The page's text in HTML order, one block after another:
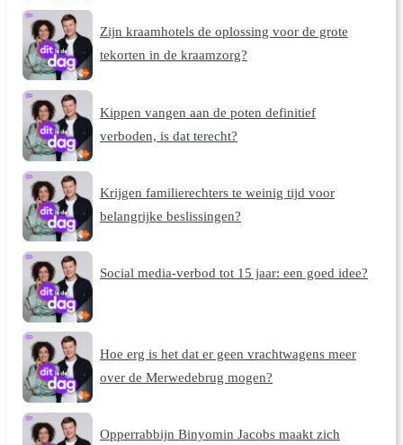
Zijn kraamhotels de oplossing voor de grote
tekorten in de kraamzorg?
Kippen vangen aan de poten definitief
verboden, is dat terecht?
Krijgen familierechters te weinig tijd voor
belangrijke beslissingen?
Social media-verbod tot 15 jaar: een goed idee?
Hoe erg is het dat er geen vrachtwagens meer
over de Merwedebrug mogen?
Opperrabbijn Binyomin Jacobs maakt zich